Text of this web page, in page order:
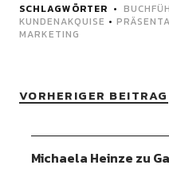
SCHLAGWÖRTER
KUNDENAKQUISE •
MARKETING
VORHERIGER BEITRAG
Michaela Heinze zu